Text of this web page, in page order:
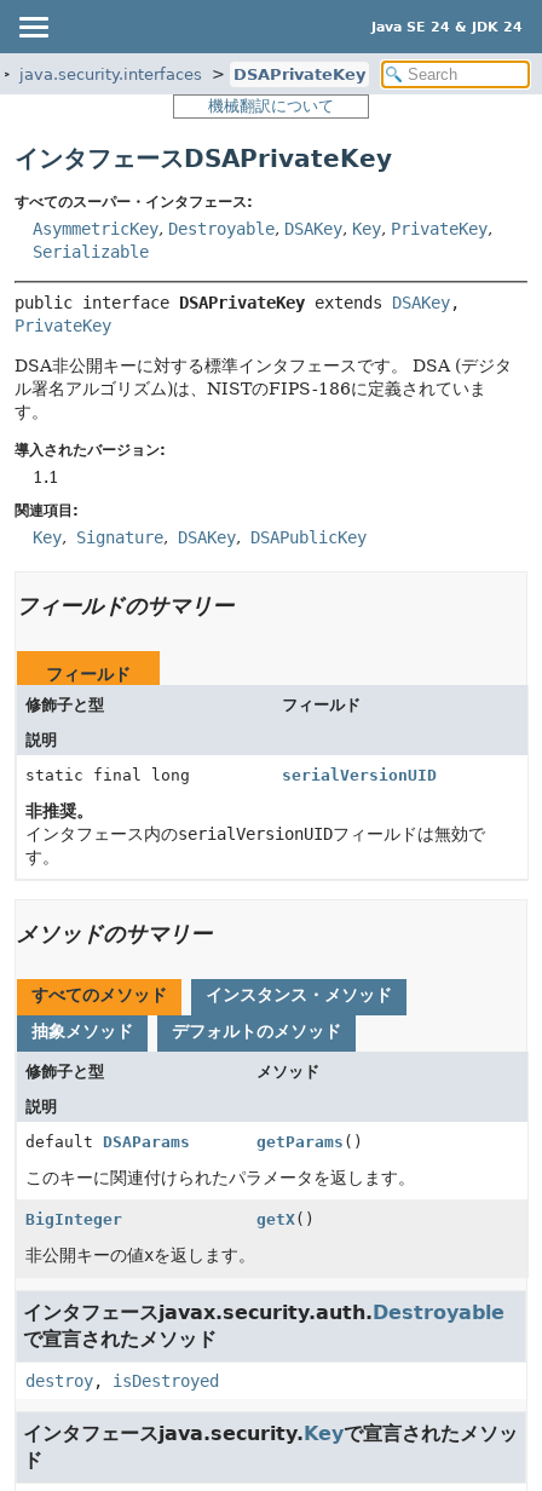
Java SE 24 & JDK 24
java.security.interfaces
DSAPrivateKey
機械翻訳について
インタフェースDSAPrivateKey
すべてのスーパー・インタフェース:
AsymmetricKey, Destroyable, DSAKey, Key, PrivateKey,
Serializable
public interface DSAPrivateKey extends DSAKey
PrivateKey
DSA非公開キーに対する標準インタフェースです。
DSA (デジタ
ル署名アルゴリズム)は、NISTのFIPS-186に定義されていま
す。
導入されたバージョン:
1.1
関連項目:
Key Signature DSAKey DSAPublicKey
フィールドのサマリー
フィールド
修飾子と型
フィールド
説明
static final long
serialVersionUID
非推奨。
インタフェース内のserialVersionUIDフィールドは無効で
す。
メソッドのサマリー
すべてのメソッド
インスタンス・メソッド
抽象メソッド
デフォルトのメソッド
修飾子と型
メソッド
説明
default DSAParams getParams ()
このキーに関連付けられたパラメータを返します。
BigInteger getX()
非公開キーの値xを返します。
インタフェースjavax.security.auth.Destroyable
で宣言されたメソッド
destroy, isDestroyed
インタフェースjava.security.Keyで宣言されたメソッ
ド